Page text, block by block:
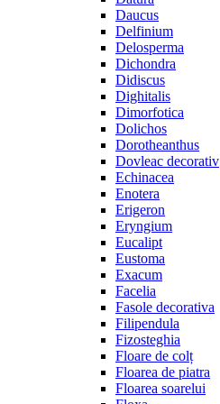
Daucus
Delfinium
Delosperma
Dichondra
Didiscus
Dighitalis
Dimorfotica
Dolichos
Dorotheanthus
Dovleac decorativ
Echinacea
Enotera
Erigeron
Eryngium
Eucalipt
Eustoma
Exacum
Facelia
Fasole decorativa
Filipendula
Fizosteghia
Floare de colț
Floarea de piatra
Floarea soarelui